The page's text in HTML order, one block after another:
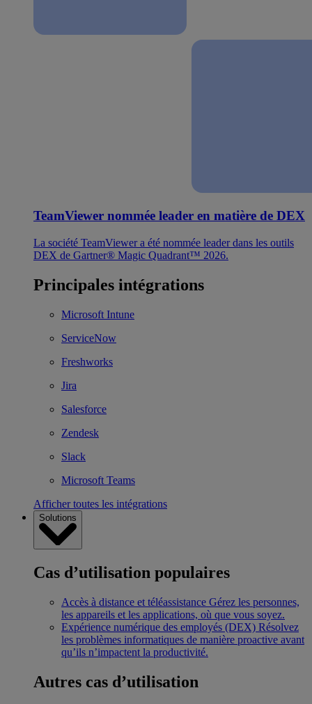
TeamViewer nommée leader en matière de DEX
La société TeamViewer a été nommée leader dans les outils
DEX de Gartner® Magic Quadrant™ 2026.
Principales intégrations
Microsoft Intune
ServiceNow
Freshworks
Jira
Salesforce
Zendesk
Slack
Microsoft Teams
Afficher toutes les intégrations
Solutions
Cas d’utilisation populaires
Accès à distance et téléassistance Gérez les personnes,
les appareils et les applications, où que vous soyez.
Expérience numérique des employés (DEX) Résolvez
les problèmes informatiques de manière proactive avant
qu’ils n’impactent la productivité.
Autres cas d’utilisation